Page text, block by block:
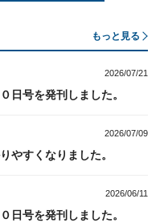
もっと見る
2026/07/21
日号を発刊しました。
2026/07/09
やすくなりました。
2026/06/11
日号を発刊しました。